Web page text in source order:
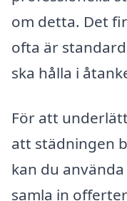
om detta. Det
ofta är
ska hålla i
För att
att städningen
kan du
samla in